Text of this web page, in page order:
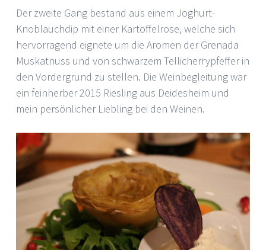
Der zweite Gang bestand aus einem Joghurt-
Knoblauchdip mit einer Kartoffelrose, welche sich
hervorragend eignete um die Aromen der Grenada
Muskatnuss und von schwarzem Tellicherrypfeffer in
den Vordergrund zu stellen. Die Weinbegleitung war
ein feinherber 2015 Riesling aus Deidesheim und
mein persönlicher Liebling bei den Weinen.